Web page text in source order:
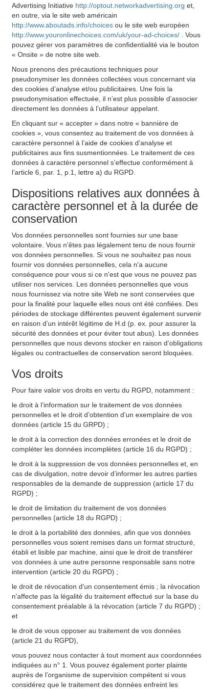
Advertising Initiative http://optout.networkadvertising.org et,
en outre, via le site web américain
http://www.aboutads.info/choices ou le site web européen
http://www.youronlinechoices.com/uk/your-ad-choices/
. Vous
pouvez gérer vos paramètres de confidentialité via le bouton
« Onsite » de notre site web.
Nous prenons des précautions techniques pour
pseudonymiser les données collectées vous concernant via
des cookies d’analyse et/ou publicitaires. Une fois la
pseudonymisation effectuée, il n’est plus possible d’associer
directement les données à l’utilisateur appelant.
En cliquant sur « accepter » dans notre « bannière de
cookies », vous consentez au traitement de vos données à
caractère personnel à l’aide de cookies d’analyse et
publicitaires aux fins susmentionnées. Le traitement de ces
données à caractère personnel s’effectue conformément à
l’article 6, par. 1, p.1, lettre a) du RGPD.
Dispositions relatives aux données à
caractère personnel et à la durée de
conservation
Vos données personnelles sont fournies sur une base
volontaire. Vous n'êtes pas légalement tenu de nous fournir
vos données personnelles. Si vous ne souhaitez pas nous
fournir vos données personnelles, cela n'a aucune
conséquence pour vous si ce n'est que vous ne pouvez pas
utiliser nos services. Les données personnelles que vous
nous fournissez via notre site Web ne sont conservées que
pour la finalité pour laquelle elles nous ont été confiées. Des
périodes de stockage différentes peuvent également survenir
en raison d’un intérêt légitime de H.d (p. ex. pour assurer la
sécurité des données et pour éviter tout abus). Les données
personnelles que nous devons stocker en raison d’obligations
légales ou contractuelles de conservation seront bloquées.
Vos droits
Pour faire valoir vos droits en vertu du RGPD, notamment :
le droit à l’information sur le traitement de vos données
personnelles et le droit d’obtention d’un exemplaire de vos
données (article 15 du GRPD) ;
le droit à la correction des données erronées et le droit de
compléter les données incomplètes (article 16 du RGPD) ;
le droit à la suppression de vos données personnelles et, en
cas de divulgation, notre devoir d’informer les autres parties
responsables de la demande de suppression (article 17 du
RGPD) ;
le droit de limitation du traitement de vos données
personnelles (article 18 du RGPD) ;
le droit à la portabilité des données, afin que vos données
personnelles vous soient remises dans un format structuré,
établi et lisible par machine, ainsi que le droit de transférer
vos données à une autre personne responsable sans notre
intervention (article 20 du RGPD) ;
le droit de révocation d'un consentement émis ; la révocation
n'affecte pas la légalité du traitement effectué sur la base du
consentement préalable à la révocation (article 7 du RGPD) ;
et
le droit de vous opposer au traitement de vos données
(article 21 du RGPD),
vous pouvez nous contacter à tout moment aux coordonnées
indiquées au n° 1. Vous pouvez également porter plainte
auprès de l’organisme de supervision compétent si vous
considérez que le traitement des données enfreint les